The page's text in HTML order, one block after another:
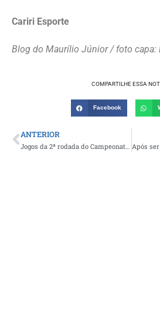
Cariri Esporte
Blog do Maurílio Júnior / foto capa:
COMPARTILHE ESSA
Facebook
ANTERIOR
Jogos da 2ª rodada do Campeonato de Futebol de Boa Vista agitam os desportistas e equipe do Gonzagão vence clássico local